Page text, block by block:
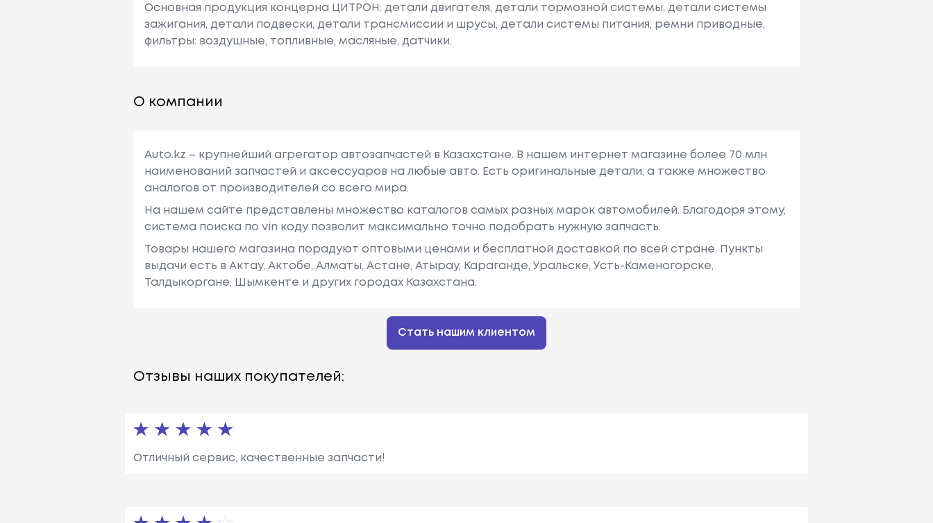
Основная продукция концерна ЦИТРОН: детали двигателя, детали тормозной системы, детали системы
зажигания, детали подвески, детали трансмиссии и шрусы, детали системы питания, ремни приводные,
фильтры: воздушные, топливные, масляные, датчики.
О компании
Auto.kz – крупнейший агрегатор автозапчастей в Казахстане. В нашем интернет магазине более 70 млн
наименований запчастей и аксессуаров на любые авто. Есть оригинальные детали, а также множество
аналогов от производителей со всего мира.
На нашем сайте представлены множество каталогов самых разных марок автомобилей. Благодоря этому,
система поиска по vin коду позволит максимально точно подобрать нужную запчасть.
Товары нашего магазина порадуют оптовыми ценами и бесплатной доставкой по всей стране. Пункты
выдачи есть в Актау, Актобе, Алматы, Астане, Атырау, Караганде, Уральске, Усть-Каменогорске,
Талдыкоргане, Шымкенте и других городах Казахстана.
Стать нашим клиентом
Отзывы наших покупателей:
Отличный сервис, качественные запчасти!